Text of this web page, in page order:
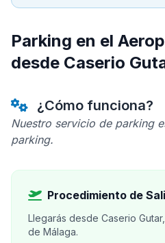
Parking en el
desde Caserio
¿Cómo funciona?
Nuestro servicio de parking
parking.
Procedimiento de
Llegarás desde Caserio
de Málaga.